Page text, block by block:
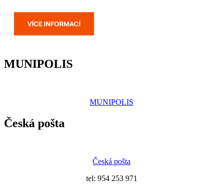
MUNIPOLIS
MUNIPOLIS
Česká pošta
Česká pošta
tel: 954 253 971